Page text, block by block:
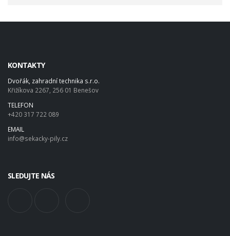
KONTAKTY
Dvořák, zahradní technika s.r.o.
Křižíkova 2267, 256 01 Benešov
TELEFON
+420 317 722 089
EMAIL
info@sekacky-pily.cz
SLEDUJTE NÁS